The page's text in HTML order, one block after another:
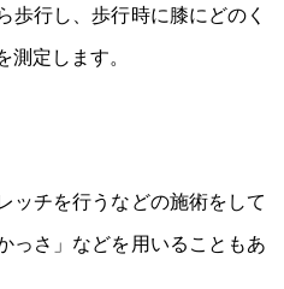
歩行し、歩行時に膝にどのく
測定します。
ッチを行うなどの施術をして
っさ」などを用いることもあ